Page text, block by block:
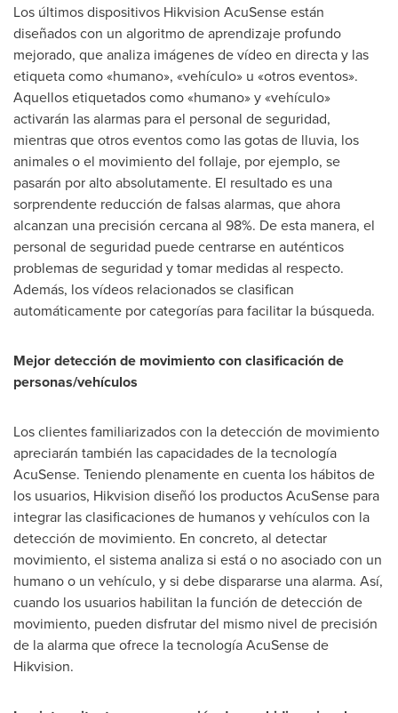
Los últimos dispositivos Hikvision AcuSense están
diseñados con un algoritmo de aprendizaje profundo
mejorado, que analiza imágenes de vídeo en directa y las
etiqueta como «humano», «vehículo» u «otros eventos».
Aquellos etiquetados como «humano» y «vehículo»
activarán las alarmas para el personal de seguridad,
mientras que otros eventos como las gotas de lluvia, los
animales o el movimiento del follaje, por ejemplo, se
pasarán por alto absolutamente. El resultado es una
sorprendente reducción de falsas alarmas, que ahora
alcanzan una precisión cercana al 98%. De esta manera, el
personal de seguridad puede centrarse en auténticos
problemas de seguridad y tomar medidas al respecto.
Además, los vídeos relacionados se clasifican
automáticamente por categorías para facilitar la búsqueda.
Mejor detección de movimiento con clasificación de
personas/vehículos
Los clientes familiarizados con la detección de movimiento
apreciarán también las capacidades de la tecnología
AcuSense. Teniendo plenamente en cuenta los hábitos de
los usuarios, Hikvision diseñó los productos AcuSense para
integrar las clasificaciones de humanos y vehículos con la
detección de movimiento. En concreto, al detectar
movimiento, el sistema analiza si está o no asociado con un
humano o un vehículo, y si debe dispararse una alarma. Así,
cuando los usuarios habilitan la función de detección de
movimiento, pueden disfrutar del mismo nivel de precisión
de la alarma que ofrece la tecnología AcuSense de
Hikvision.